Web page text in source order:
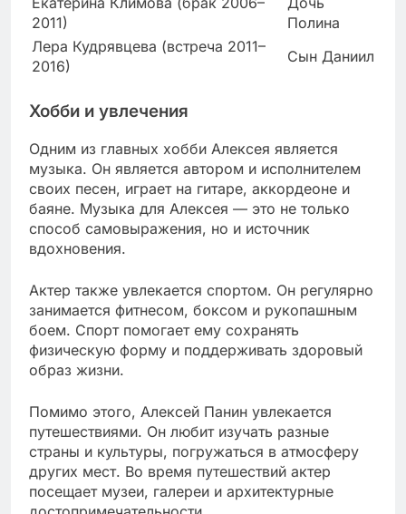
2011)
Полина
Лера Кудрявцева (встреча 2011–
2016)
Сын Даниил
Хобби и увлечения
Одним из главных хобби Алексея является
музыка. Он является автором и исполнителем
своих песен, играет на гитаре, аккордеоне и
баяне. Музыка для Алексея — это не только
способ самовыражения, но и источник
вдохновения.
Актер также увлекается спортом. Он регулярно
занимается фитнесом, боксом и рукопашным
боем. Спорт помогает ему сохранять
физическую форму и поддерживать здоровый
образ жизни.
Помимо этого, Алексей Панин увлекается
путешествиями. Он любит изучать разные
страны и культуры, погружаться в атмосферу
других мест. Во время путешествий актер
посещает музеи, галереи и архитектурные